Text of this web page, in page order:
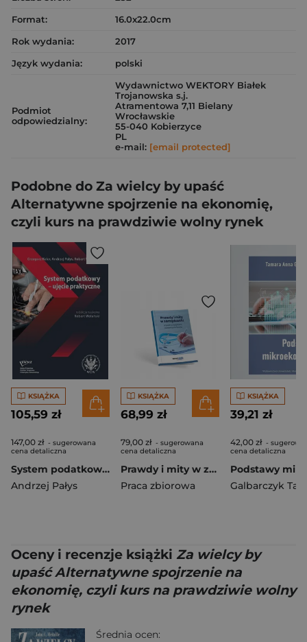
Format:
16.0x22.0cm
Rok wydania:
2017
Język wydania:
polski
Podmiot
odpowiedzialny:
Wydawnictwo WEKTORY Białek
Trojanowska s.j.
Atramentowa 7,11 Bielany
Wrocławskie
55-040 Kobierzyce
PL
e-mail: [email protected]
Podobne do Za wielcy by upaść
Alternatywne spojrzenie na ekonomię,
czyli kurs na prawdziwie wolny rynek
KSIĄŻKA
105,59 zł
147,00 zł - sugerowana
cena detaliczna
System podatkowy - ujęcie praktyczne
Andrzej Pałys
KSIĄŻKA
68,99 zł
79,00 zł - sugerowana
cena detaliczna
Prawdy i mity w zarządzaniu prywatną i publiczną placówką medyczną
Praca zbiorowa
KSIĄŻKA
39,21 zł
42,00 zł -
cena detaliczna
Oceny i recenzje książki Za wielcy by
upaść Alternatywne spojrzenie na
ekonomię, czyli kurs na prawdziwie wolny
rynek
Średnia ocen: